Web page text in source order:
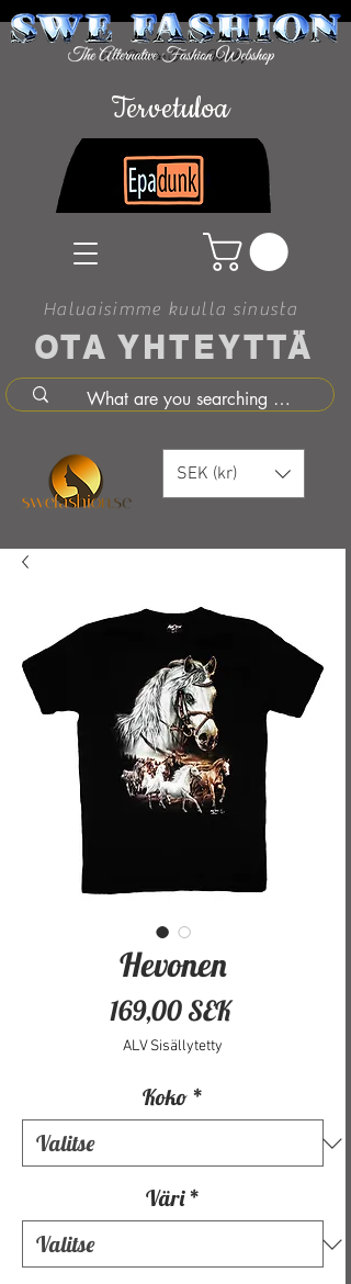
OTA YHTEYTTÄ
Haluaisimme kuulla sinusta
Tervetuloa
SEK (kr)
Hevonen
169,00 SEKHinta
ALV Sisällytetty
Koko *
Väri *